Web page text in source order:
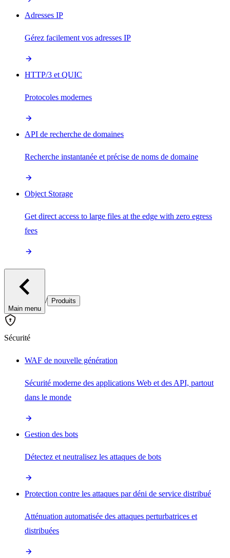
Adresses IP
Gérez facilement vos adresses IP
HTTP/3 et QUIC
Protocoles modernes
API de recherche de domaines
Recherche instantanée et précise de noms de domaine
Object Storage
Get direct access to large files at the edge with zero egress
fees
Main menu
/ Produits
Sécurité
WAF de nouvelle génération
Sécurité moderne des applications Web et des API, partout
dans le monde
Gestion des bots
Détectez et neutralisez les attaques de bots
Protection contre les attaques par déni de service distribué
Atténuation automatisée des attaques perturbatrices et
distribuées